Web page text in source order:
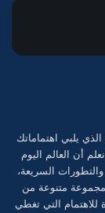
يلبي اهتماماتك
أن العالم اليوم
السريعة،
متنوعة من
للاهتمام التي تغطي